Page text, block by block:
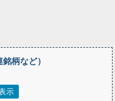
柄など）
示